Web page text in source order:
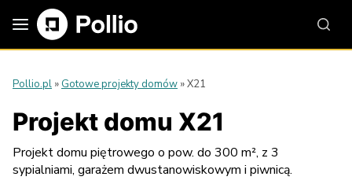
Pollio.pl » Gotowe projekty domów »X21
Projekt domu X21
Projekt domu piętrowego o pow. do 300 m², z 3
sypialniami, garażem dwustanowiskowym i piwnicą.